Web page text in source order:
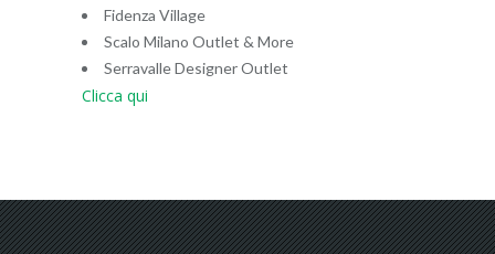
Fidenza Village
Scalo Milano Outlet & More
Serravalle Designer Outlet
Clicca qui